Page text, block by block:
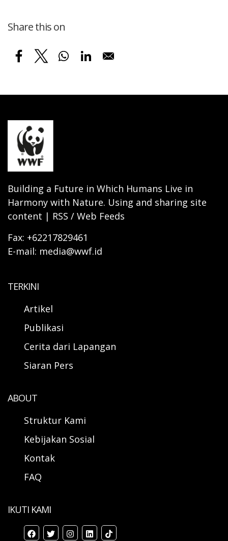
Share this on
Building a Future in Which Humans Live in
Harmony with Nature. Using and sharing site
content | RSS / Web Feeds
Fax: +62217829461
E-mail: media@wwf.id
TERKINI
Artikel
Publikasi
Cerita dari Lapangan
Siaran Pers
ABOUT
Struktur Kami
Kebijakan Sosial
Kontak
FAQ
IKUTI KAMI